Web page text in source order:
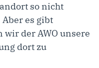
so nicht
es gibt
der AWO unsere
dort zu